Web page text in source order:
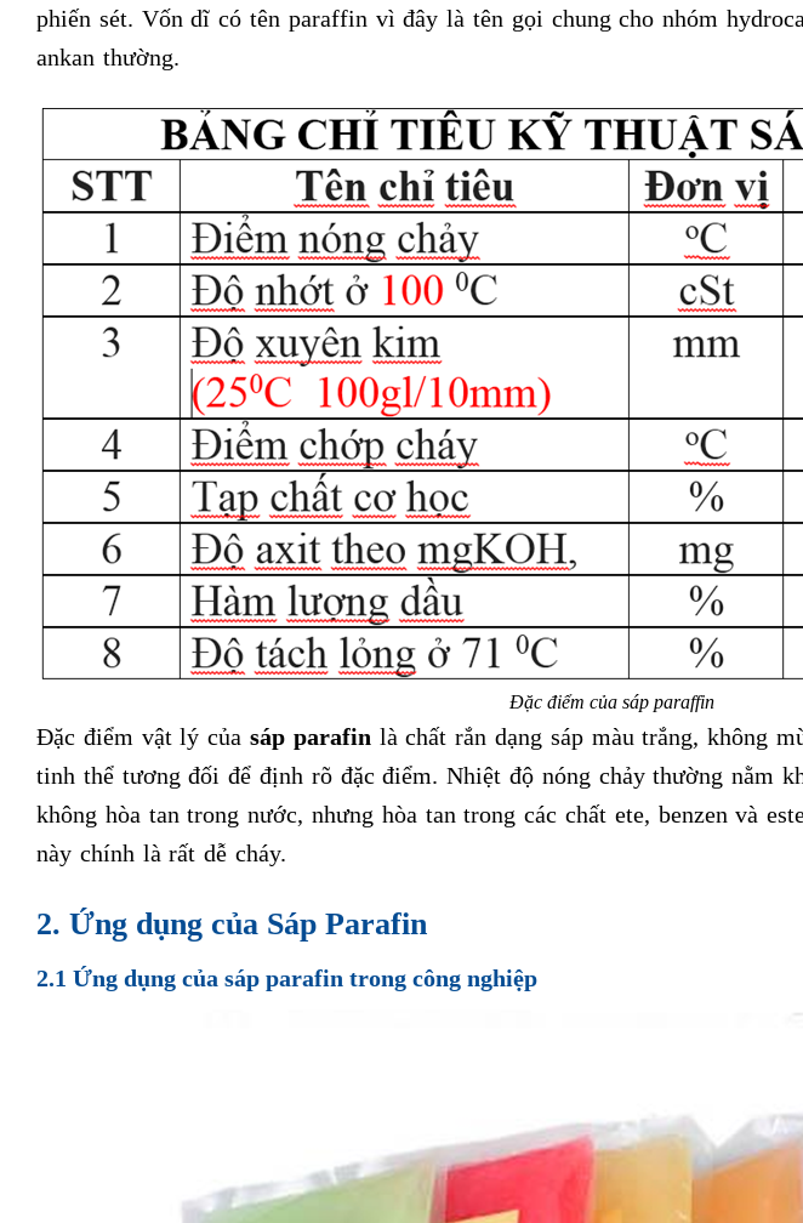
phiến sét. Vốn dĩ có tên paraffin vì đây là tên gọi chung cho nhóm
ankan thường.
Đặc điểm của sáp paraffin
Đặc điểm vật lý của sáp parafin là chất rắn dạng sáp màu trắng, không
tinh thể tương đối để định rõ đặc điểm. Nhiệt độ nóng chảy thường nằm
không hòa tan trong nước, nhưng hòa tan trong các chất ete, benzen và
này chính là rất dễ cháy.
2. Ứng dụng của Sáp Parafin
2.1 Ứng dụng của sáp parafin trong công nghiệp